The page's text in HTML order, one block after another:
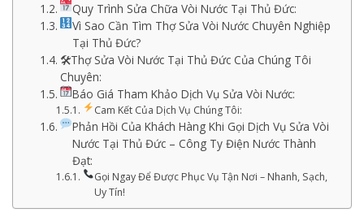
Quy Trình Sửa Chữa Vòi Nước Tại Thủ Đức:
Vì Sao Cần Tìm Thợ Sửa Vòi Nước Chuyên Nghiệp
Tại Thủ Đức?
🛠Thợ Sửa Vòi Nước Tại Thủ Đức Của Chúng Tôi
Chuyên:
Báo Giá Tham Khảo Dịch Vụ Sửa Vòi Nước:
Cam Kết Của Dịch Vụ Chúng Tôi:
Phản Hồi Của Khách Hàng Khi Gọi Dịch Vụ Sửa Vòi
Nước Tại Thủ Đức – Công Ty Điện Nước Thành
Đạt:
Gọi Ngay Để Được Phục Vụ Tận Nơi – Nhanh, Sạch,
Uy Tín!